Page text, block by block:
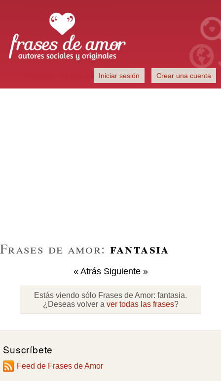
Autores sociales y originales
Iniciar sesión Crear una cuenta
Frases de amor: fantasia
« Atrás Siguiente »
Estás viendo sólo Frases de Amor: fantasia.
¿Deseas volver a ver todas las frases?
Suscríbete
Feed de Frases de Amor